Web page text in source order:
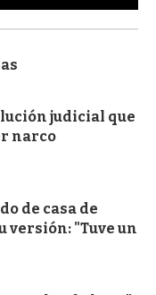
judicial que
narco
de casa de
versión: "Tuve un